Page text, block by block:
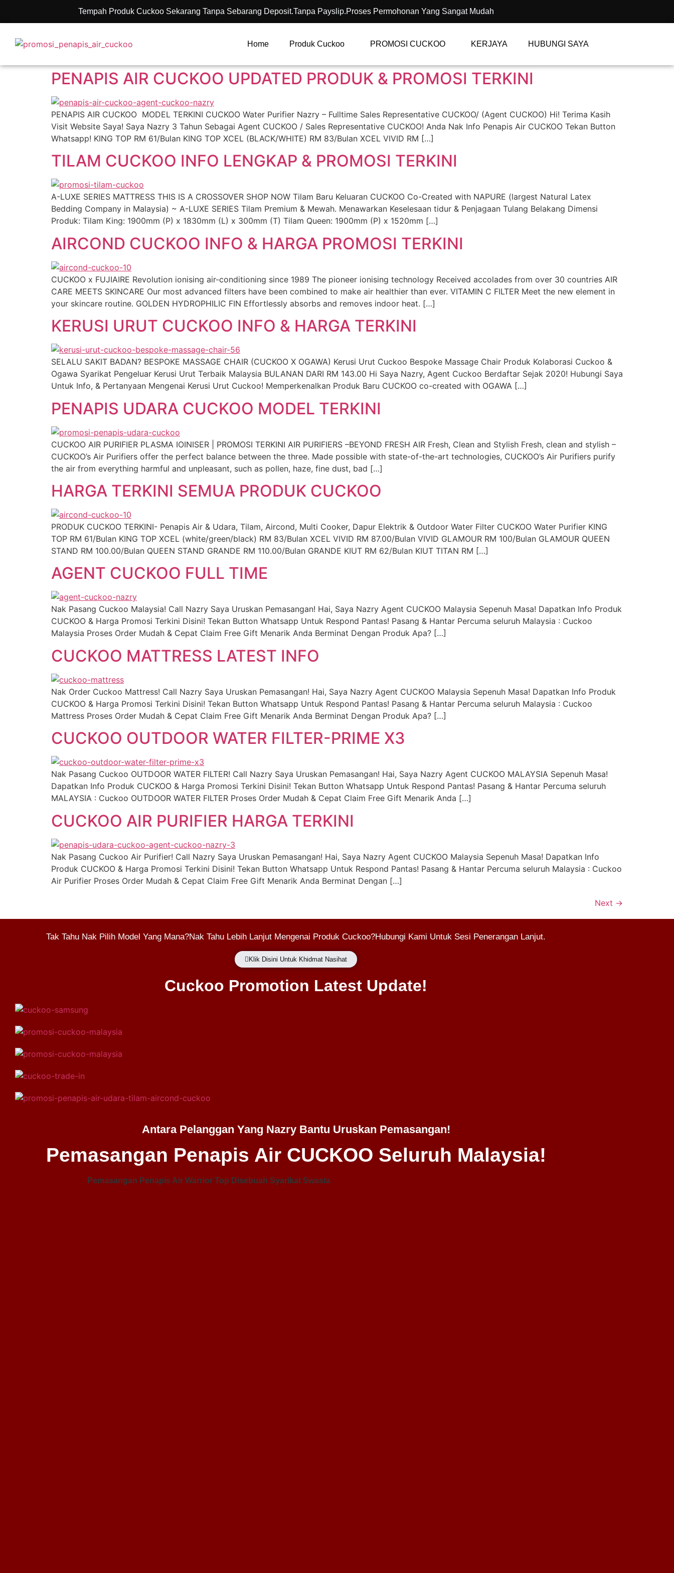
Tempah Produk Cuckoo Sekarang Tanpa Sebarang Deposit.Tanpa Payslip.Proses Permohonan Yang Sangat Mudah
Home Produk Cuckoo PROMOSI CUCKOO KERJAYA HUBUNGI SAYA
PENAPIS AIR CUCKOO UPDATED PRODUK & PROMOSI TERKINI
PENAPIS AIR CUCKOO MODEL TERKINI CUCKOO Water Purifier Nazry – Fulltime Sales Representative CUCKOO/ (Agent CUCKOO) Hi! Terima Kasih
Visit Website Saya! Saya Nazry 3 Tahun Sebagai Agent CUCKOO / Sales Representative CUCKOO! Anda Nak Info Penapis Air CUCKOO Tekan Button
Whatsapp! KING TOP RM 61/Bulan KING TOP XCEL (BLACK/WHITE) RM 83/Bulan XCEL VIVID RM […]
TILAM CUCKOO INFO LENGKAP & PROMOSI TERKINI
A-LUXE SERIES MATTRESS THIS IS A CROSSOVER SHOP NOW Tilam Baru Keluaran CUCKOO Co-Created with NAPURE (largest Natural Latex
Bedding Company in Malaysia) ~ A-LUXE SERIES Tilam Premium & Mewah. Menawarkan Keselesaan tidur & Penjagaan Tulang Belakang Dimensi
Produk: Tilam King: 1900mm (P) x 1830mm (L) x 300mm (T) Tilam Queen: 1900mm (P) x 1520mm […]
AIRCOND CUCKOO INFO & HARGA PROMOSI TERKINI
CUCKOO x FUJIAIRE Revolution ionising air-conditioning since 1989 The pioneer ionising technology Received accolades from over 30 countries AIR
CARE MEETS SKINCARE Our most advanced filters have been combined to make air healthier than ever. VITAMIN C FILTER Meet the new element in
your skincare routine. GOLDEN HYDROPHILIC FIN Effortlessly absorbs and removes indoor heat. […]
KERUSI URUT CUCKOO INFO & HARGA TERKINI
SELALU SAKIT BADAN? BESPOKE MASSAGE CHAIR (CUCKOO X OGAWA) Kerusi Urut Cuckoo Bespoke Massage Chair Produk Kolaborasi Cuckoo &
Ogawa Syarikat Pengeluar Kerusi Urut Terbaik Malaysia BULANAN DARI RM 143.00 Hi Saya Nazry, Agent Cuckoo Berdaftar Sejak 2020! Hubungi Saya
Untuk Info, & Pertanyaan Mengenai Kerusi Urut Cuckoo! Memperkenalkan Produk Baru CUCKOO co-created with OGAWA […]
PENAPIS UDARA CUCKOO MODEL TERKINI
CUCKOO AIR PURIFIER PLASMA IOINISER | PROMOSI TERKINI AIR PURIFIERS –BEYOND FRESH AIR Fresh, Clean and Stylish Fresh, clean and stylish –
CUCKOO’s Air Purifiers offer the perfect balance between the three. Made possible with state-of-the-art technologies, CUCKOO’s Air Purifiers purify
the air from everything harmful and unpleasant, such as pollen, haze, fine dust, bad […]
HARGA TERKINI SEMUA PRODUK CUCKOO
PRODUK CUCKOO TERKINI- Penapis Air & Udara, Tilam, Aircond, Multi Cooker, Dapur Elektrik & Outdoor Water Filter CUCKOO Water Purifier KING
TOP RM 61/Bulan KING TOP XCEL (white/green/black) RM 83/Bulan XCEL VIVID RM 87.00/Bulan VIVID GLAMOUR RM 100/Bulan GLAMOUR QUEEN
STAND RM 100.00/Bulan QUEEN STAND GRANDE RM 110.00/Bulan GRANDE KIUT RM 62/Bulan KIUT TITAN RM […]
AGENT CUCKOO FULL TIME
Nak Pasang Cuckoo Malaysia! Call Nazry Saya Uruskan Pemasangan! Hai, Saya Nazry Agent CUCKOO Malaysia Sepenuh Masa! Dapatkan Info Produk
CUCKOO & Harga Promosi Terkini Disini! Tekan Button Whatsapp Untuk Respond Pantas! Pasang & Hantar Percuma seluruh Malaysia : Cuckoo
Malaysia Proses Order Mudah & Cepat Claim Free Gift Menarik Anda Berminat Dengan Produk Apa? […]
CUCKOO MATTRESS LATEST INFO
Nak Order Cuckoo Mattress! Call Nazry Saya Uruskan Pemasangan! Hai, Saya Nazry Agent CUCKOO Malaysia Sepenuh Masa! Dapatkan Info Produk
CUCKOO & Harga Promosi Terkini Disini! Tekan Button Whatsapp Untuk Respond Pantas! Pasang & Hantar Percuma seluruh Malaysia : Cuckoo
Mattress Proses Order Mudah & Cepat Claim Free Gift Menarik Anda Berminat Dengan Produk Apa? […]
CUCKOO OUTDOOR WATER FILTER-PRIME X3
Nak Pasang Cuckoo OUTDOOR WATER FILTER! Call Nazry Saya Uruskan Pemasangan! Hai, Saya Nazry Agent CUCKOO MALAYSIA Sepenuh Masa!
Dapatkan Info Produk CUCKOO & Harga Promosi Terkini Disini! Tekan Button Whatsapp Untuk Respond Pantas! Pasang & Hantar Percuma seluruh
MALAYSIA : Cuckoo OUTDOOR WATER FILTER Proses Order Mudah & Cepat Claim Free Gift Menarik Anda […]
CUCKOO AIR PURIFIER HARGA TERKINI
Nak Pasang Cuckoo Air Purifier! Call Nazry Saya Uruskan Pemasangan! Hai, Saya Nazry Agent CUCKOO Malaysia Sepenuh Masa! Dapatkan Info
Produk CUCKOO & Harga Promosi Terkini Disini! Tekan Button Whatsapp Untuk Respond Pantas! Pasang & Hantar Percuma seluruh Malaysia : Cuckoo
Air Purifier Proses Order Mudah & Cepat Claim Free Gift Menarik Anda Berminat Dengan […]
Next →
Tak Tahu Nak Pilih Model Yang Mana?Nak Tahu Lebih Lanjut Mengenai Produk Cuckoo?Hubungi Kami Untuk Sesi Penerangan Lanjut.
Klik Disini Untuk Khidmat Nasihat
Cuckoo Promotion Latest Update!
Antara Pelanggan Yang Nazry Bantu Uruskan Pemasangan!
Pemasangan Penapis Air CUCKOO Seluruh Malaysia!
Pemasangan Penapis Air Warrior Top Disebuah Syarikat Swasta